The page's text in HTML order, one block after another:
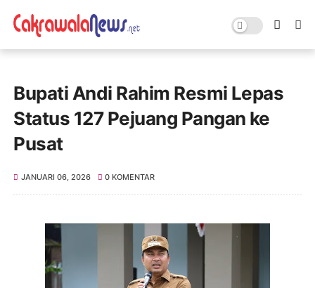
Bupati Andi Rahim Resmi Lepas
Status 127 Pejuang Pangan ke
Pusat
JANUARI 06, 2026 0 KOMENTAR